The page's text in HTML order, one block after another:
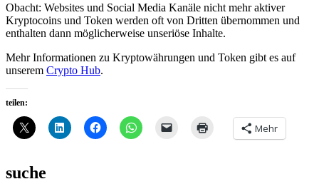
Obacht: Websites und Social Media Kanäle nicht mehr aktiver
Kryptocoins und Token werden oft von Dritten übernommen und
enthalten dann möglicherweise unseriöse Inhalte.
Mehr Informationen zu Kryptowährungen und Token gibt es auf
unserem Crypto Hub.
teilen:
Mehr
suche